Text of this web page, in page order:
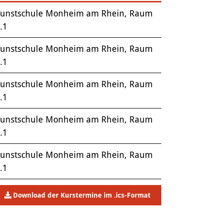
Monheim am Rhein, Raum
Monheim am Rhein, Raum
Monheim am Rhein, Raum
Monheim am Rhein, Raum
Monheim am Rhein, Raum
Download der Kurstermine im .ics-Format